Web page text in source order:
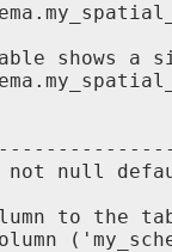
shows a
|
null default
to the